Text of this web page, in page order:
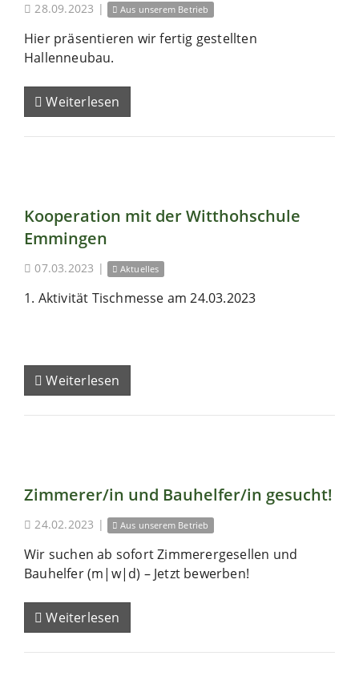
28.09.2023 | Aus unserem Betrieb
Hier präsentieren wir fertig gestellten
Hallenneubau.
Weiterlesen
Kooperation mit der Witthohschule
Emmingen
07.03.2023 | Aktuelles
1. Aktivität Tischmesse am 24.03.2023
Weiterlesen
Zimmerer/in und Bauhelfer/in gesucht!
24.02.2023 | Aus unserem Betrieb
Wir suchen ab sofort Zimmerergesellen und
Bauhelfer (m|w|d) – Jetzt bewerben!
Weiterlesen